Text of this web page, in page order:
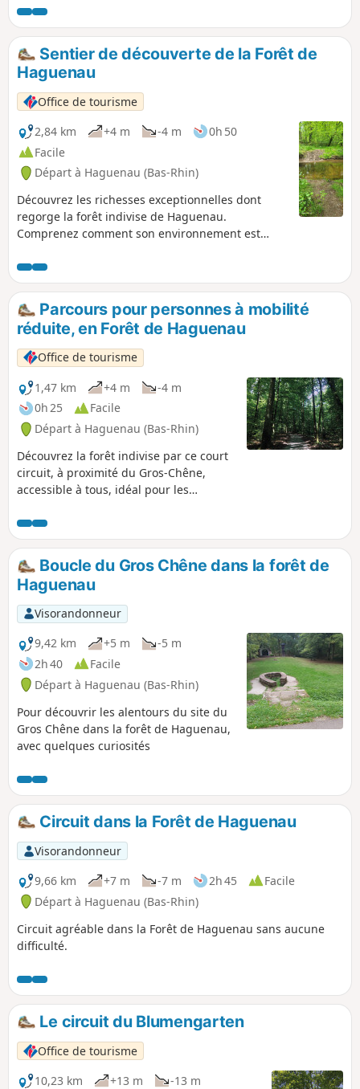
offrant un dépaysement total à proximité du site du Gros-
Chêne.
Sentier de découverte de la Forêt de
Haguenau
Office de tourisme
2,84 km
+4 m -4 m
0h 50
Facile
Départ à Haguenau (Bas-Rhin)
Découvrez les richesses exceptionnelles dont
regorge la forêt indivise de Haguenau.
Comprenez comment son environnement est
décembre 1999 qui a ravagé 40% de la surface de
la forêt, grâce à différents panneaux explicatifs
présents le long du sentier.
Parcours pour personnes à mobilité
réduite, en Forêt de Haguenau
Office de tourisme
1,47 km
+4 m
-4 m
0h 25
Facile
Départ à Haguenau (Bas-Rhin)
Découvrez la forêt indivise par ce court
circuit, à proximité du Gros-Chêne,
accessible à tous, idéal pour les
poussettes.
Boucle du Gros Chêne dans la forêt de
Haguenau
Visorandonneur
9,42 km
+5 m
-5 m
2h 40
Facile
Départ à Haguenau (Bas-Rhin)
Pour découvrir les alentours du site du
Gros Chêne dans la forêt de Haguenau,
avec quelques curiosités
Circuit dans la Forêt de Haguenau
Visorandonneur
9,66 km
+7 m -7 m 2h 45
Facile
Départ à Haguenau (Bas-Rhin)
Circuit agréable dans la Forêt de Haguenau sans aucune
difficulté.
Le circuit du Blumengarten
Office de tourisme
10,23 km
+13 m
-13 m